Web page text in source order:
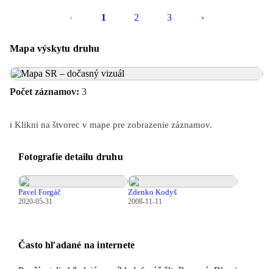
‹ 1 2 3 ›
Mapa výskytu druhu
Počet záznamov: 3
ℹ️ Klikni na štvorec v mape pre zobrazenie záznamov.
Fotografie detailu druhu
Pavel Forgáč
2020-05-31
Zdenko Kodyš
2008-11-11
Často hľadané na internete